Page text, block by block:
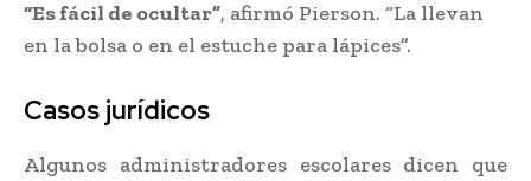
“Es fácil de ocultar”, afirmó Pierson. “La llevan
en la bolsa o en el estuche para lápices”.
Casos jurídicos
Algunos administradores escolares dicen que